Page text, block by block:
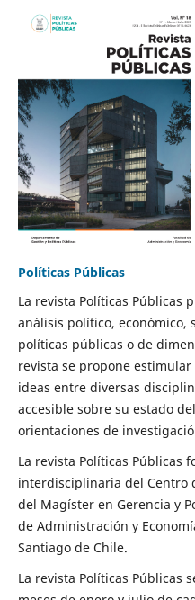
Políticas Públicas
La revista Políticas Públicas
análisis político, económico,
políticas públicas o de
revista se propone
ideas entre diversas
accesible sobre su estado
orientaciones de
La revista Políticas Públicas
interdisciplinaria del Centro
del Magíster en Gerencia y
de Administración y
Santiago de Chile.
La revista Políticas Públicas